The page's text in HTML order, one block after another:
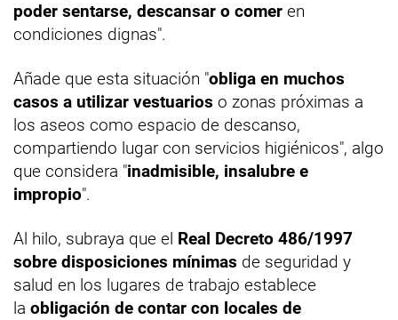
poder sentarse, descansar o comer en
condiciones dignas".
Añade que esta situación "obliga en muchos
casos a utilizar vestuarios o zonas próximas a
los aseos como espacio de descanso,
compartiendo lugar con servicios higiénicos", algo
que considera "inadmisible, insalubre e
impropio".
Al hilo, subraya que el Real Decreto 486/1997
sobre disposiciones mínimas de seguridad y
salud en los lugares de trabajo establece
la obligación de contar con locales de